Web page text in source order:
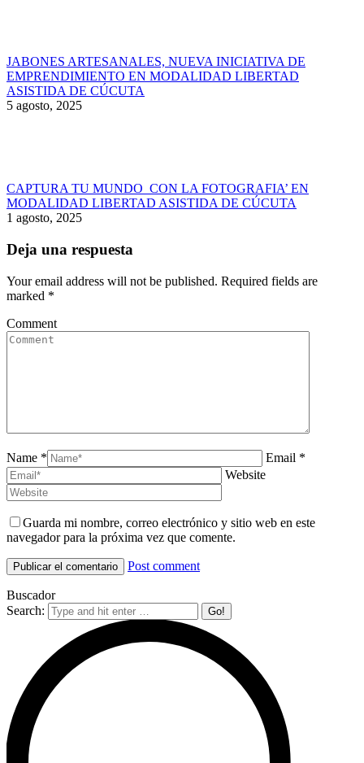
JABONES ARTESANALES, NUEVA INICIATIVA DE
EMPRENDIMIENTO EN MODALIDAD LIBERTAD
ASISTIDA DE CÚCUTA
5 agosto, 2025
CAPTURA TU MUNDO CON LA FOTOGRAFIA’ EN
MODALIDAD LIBERTAD ASISTIDA DE CÚCUTA
1 agosto, 2025
Deja una respuesta
Your email address will not be published. Required fields are
marked *
Comment
Name *
Email *
Website
Guarda mi nombre, correo electrónico y sitio web en este
navegador para la próxima vez que comente.
Post comment
Buscador
Search: